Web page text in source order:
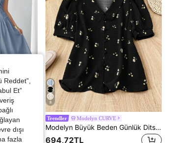
8
Trendler Modelyn CURVE
Modelyn Büyük Beden Günlük Ditsy Çiçekli Kabarık Kollu Gömlek
694,72TL
Et”
dışı
fazla